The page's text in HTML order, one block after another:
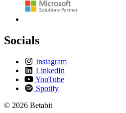
Socials
Instagram
LinkedIn
YouTube
Spotify
© 2026 Betabit